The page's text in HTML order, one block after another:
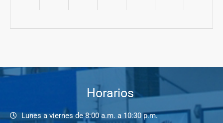
Horarios
Lunes a viernes de 8:00 a.m. a 10:30 p.m.